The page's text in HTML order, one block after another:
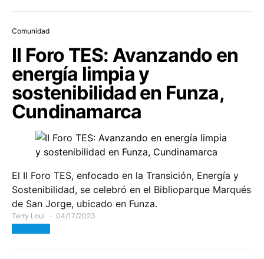
Comunidad
II Foro TES: Avanzando en
energía limpia y
sostenibilidad en Funza,
Cundinamarca
El II Foro TES, enfocado en la Transición, Energía y
Sostenibilidad, se celebró en el Biblioparque Marqués
de San Jorge, ubicado en Funza.
Terry Loui 04/17/2023